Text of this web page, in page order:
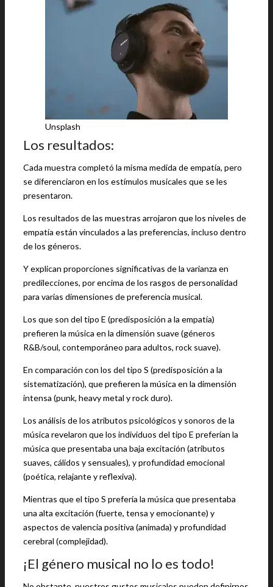
Unsplash
Los resultados:
Cada muestra completó la misma medida de empatía, pero
se diferenciaron en los estímulos musicales que se les
presentaron.
Los resultados de las muestras arrojaron que los niveles de
empatía están vinculados a las preferencias, incluso dentro
de los géneros.
Y explican proporciones significativas de la varianza en
predilecciones, por encima de los rasgos de personalidad
para varias dimensiones de preferencia musical.
Los que son del tipo E (predisposición a la empatía)
prefieren la música en la dimensión suave (géneros
R&B/soul, contemporáneo para adultos, rock suave).
En comparación con los del tipo S (predisposición a la
sistematización), que prefieren la música en la dimensión
intensa (punk, heavy metal y rock duro).
Los análisis de los atributos psicológicos y sonoros de la
música revelaron que los individuos del tipo E preferían la
música que presentaba una baja excitación (atributos
suaves, cálidos y sensuales), y profundidad emocional
(poética, relajante y reflexiva).
Mientras que el tipo S prefería la música que presentaba
una alta excitación (fuerte, tensa y emocionante) y
aspectos de valencia positiva (animada) y profundidad
cerebral (complejidad).
¡El género musical no lo es todo!